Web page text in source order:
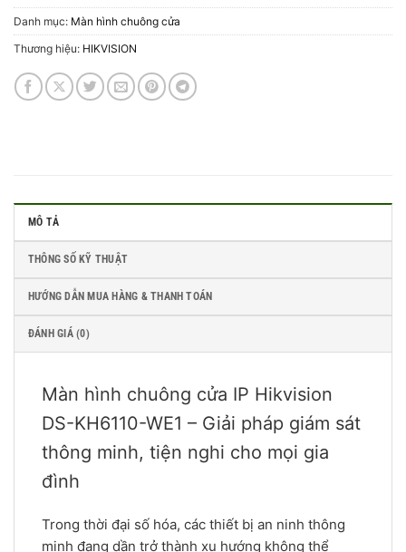
Danh mục: Màn hình chuông cửa
Thương hiệu: HIKVISION
MÔ TẢ
THÔNG SỐ KỸ THUẬT
HƯỚNG DẪN MUA HÀNG & THANH TOÁN
ĐÁNH GIÁ (0)
Màn hình chuông cửa IP Hikvision
DS-KH6110-WE1 – Giải pháp giám sát
thông minh, tiện nghi cho mọi gia
đình
Trong thời đại số hóa, các thiết bị an ninh thông
minh đang dần trở thành xu hướng không thể